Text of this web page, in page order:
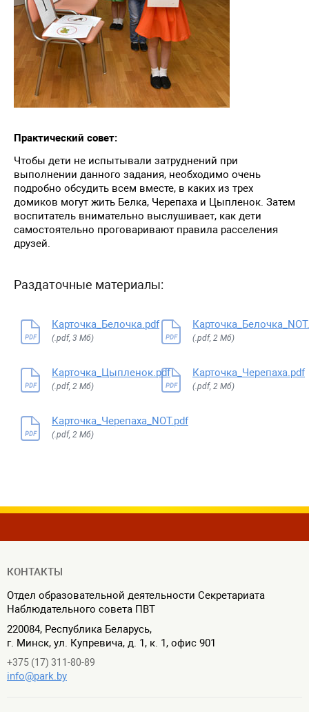
Практический совет:
Чтобы дети не испытывали затруднений при
выполнении данного задания, необходимо очень
подробно обсудить всем вместе, в каких из трех
домиков могут жить Белка, Черепаха и Цыпленок. Затем
воспитатель внимательно выслушивает, как дети
самостоятельно проговаривают правила расселения
друзей.
Раздаточные материалы:
PDF
Карточка_Белочка.pdf
(.pdf, 3 Мб) PDF (.pdf, 2 Мб)
PDF
Карточка_Цыпленок.pdf
(.pdf, 2 Мб) PDF
Карточка_Черепаха.pdf
(.pdf, 2 Мб)
PDF
Карточка_Черепаха_NOT.pdf
(.pdf, 2 Мб)
КОНТАКТЫ
Отдел образовательной деятельности Секретариата
Наблюдательного совета ПВТ
220084, Республика Беларусь,
г. Минск, ул. Купревича, д. 1, к. 1, офис 901
+375 (17) 311-80-89
info@park.by